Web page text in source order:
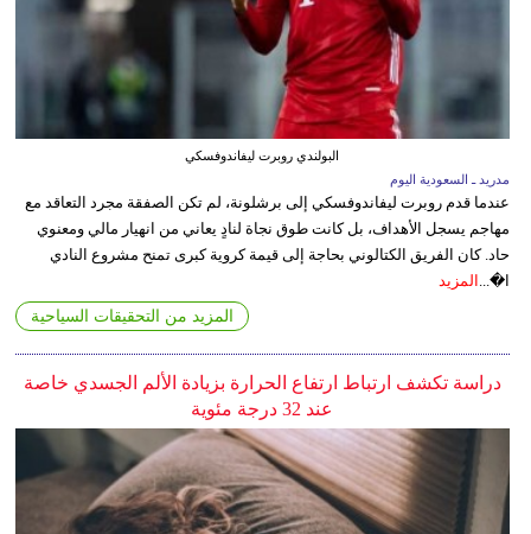
البولندي روبرت ليفاندوفسكي
مدريد ـ السعودية اليوم
عندما قدم روبرت ليفاندوفسكي إلى برشلونة، لم تكن الصفقة مجرد التعاقد مع
مهاجم يسجل الأهداف، بل كانت طوق نجاة لنادٍ يعاني من انهيار مالي ومعنوي
حاد. كان الفريق الكتالوني بحاجة إلى قيمة كروية كبرى تمنح مشروع النادي
ا�...
المزيد
المزيد من التحقيقات السياحية
دراسة تكشف ارتباط ارتفاع الحرارة بزيادة الألم الجسدي خاصة
عند 32 درجة مئوية